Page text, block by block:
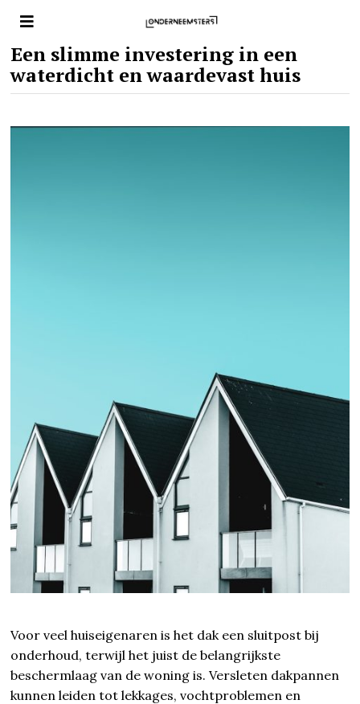
Een slimme investering in een
waterdicht en waardevast huis
Voor veel huiseigenaren is het dak een sluitpost bij
onderhoud, terwijl het juist de belangrijkste
beschermlaag van de woning is. Versleten dakpannen
kunnen leiden tot lekkages, vochtproblemen en